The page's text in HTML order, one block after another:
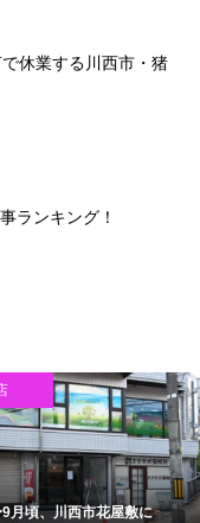
休業する川西市・猪
ランキング！
月頃、川西市花屋敷に